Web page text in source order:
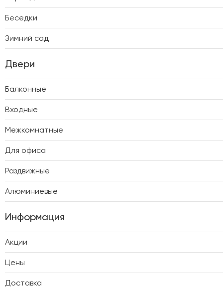
Беседки
Зимний сад
Двери
Балконные
Входные
Межкомнатные
Для офиса
Раздвижные
Алюминиевые
Информация
Акции
Цены
Доставка